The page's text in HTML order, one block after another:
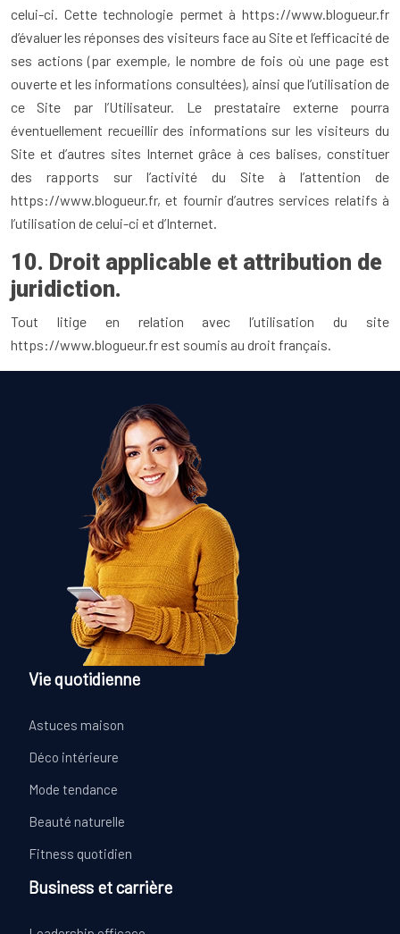
celui-ci. Cette technologie permet à https://www.blogueur.fr
d’évaluer les réponses des visiteurs face au Site et l’efficacité de
ses actions (par exemple, le nombre de fois où une page est
ouverte et les informations consultées), ainsi que l’utilisation de
ce Site par l’Utilisateur. Le prestataire externe pourra
éventuellement recueillir des informations sur les visiteurs du
Site et d’autres sites Internet grâce à ces balises, constituer
des rapports sur l’activité du Site à l’attention de
https://www.blogueur.fr, et fournir d’autres services relatifs à
l’utilisation de celui-ci et d’Internet.
10. Droit applicable et attribution de
juridiction.
Tout litige en relation avec l’utilisation du site
https://www.blogueur.fr est soumis au droit français.
Vie quotidienne
Astuces maison
Déco intérieure
Mode tendance
Beauté naturelle
Fitness quotidien
Business et carrière